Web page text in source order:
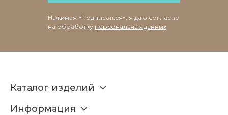
Нажимая «Подписаться», я даю согласие
на обработку персональных данных
Каталог изделий
Информация